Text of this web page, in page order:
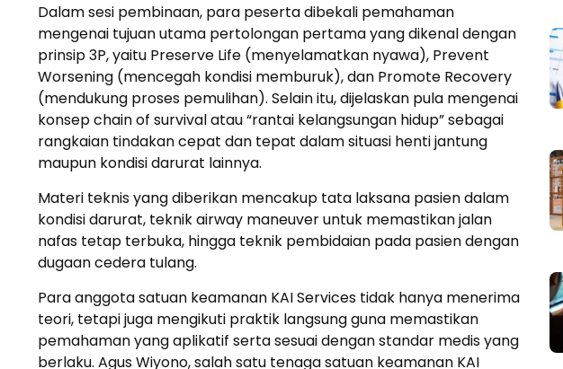
Dalam sesi pembinaan, para peserta dibekali pemahaman
mengenai tujuan utama pertolongan pertama yang dikenal dengan
prinsip 3P, yaitu Preserve Life (menyelamatkan nyawa), Prevent
Worsening (mencegah kondisi memburuk), dan Promote Recovery
(mendukung proses pemulihan). Selain itu, dijelaskan pula mengenai
konsep chain of survival atau “rantai kelangsungan hidup” sebagai
rangkaian tindakan cepat dan tepat dalam situasi henti jantung
maupun kondisi darurat lainnya.
Materi teknis yang diberikan mencakup tata laksana pasien dalam
kondisi darurat, teknik airway maneuver untuk memastikan jalan
nafas tetap terbuka, hingga teknik pembidaian pada pasien dengan
dugaan cedera tulang.
Para anggota satuan keamanan KAI Services tidak hanya menerima
teori, tetapi juga mengikuti praktik langsung guna memastikan
pemahaman yang aplikatif serta sesuai dengan standar medis yang
berlaku. Agus Wiyono, salah satu tenaga satuan keamanan KAI